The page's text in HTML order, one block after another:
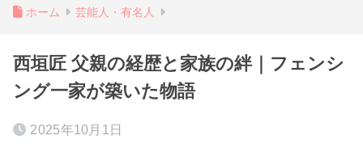
ホーム 芸能人・有名人
西垣匠 父親の経歴と家族の絆｜フェンシ
ング一家が築いた物語
2025年10月1日